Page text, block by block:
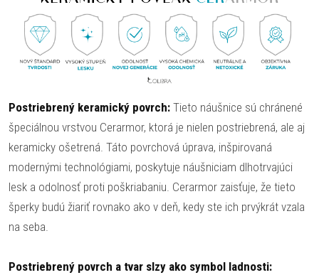
Postriebrený keramický povrch: Tieto náušnice sú chránené
špeciálnou vrstvou Cerarmor, ktorá je nielen postriebrená, ale aj
keramicky ošetrená. Táto povrchová úprava, inšpirovaná
modernými technológiami, poskytuje náušniciam dlhotrvajúci
lesk a odolnosť proti poškriabaniu. Cerarmor zaisťuje, že tieto
šperky budú žiariť rovnako ako v deň, kedy ste ich prvýkrát vzala
na seba.
Postriebrený povrch a tvar slzy ako symbol ladnosti: